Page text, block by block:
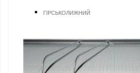
ГІРСЬКОЛИЖНИЙ